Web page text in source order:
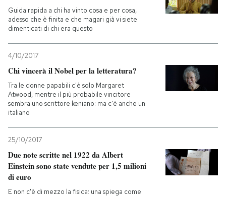
Guida rapida a chi ha vinto cosa e per cosa,
adesso che è finita e che magari già vi siete
dimenticati di chi era questo
4/10/2017
Chi vincerà il Nobel per la letteratura?
Tra le donne papabili c'è solo Margaret
Atwood, mentre il più probabile vincitore
sembra uno scrittore keniano: ma c'è anche un
italiano
25/10/2017
Due note scritte nel 1922 da Albert
Einstein sono state vendute per 1,5 milioni
di euro
E non c'è di mezzo la fisica: una spiega come